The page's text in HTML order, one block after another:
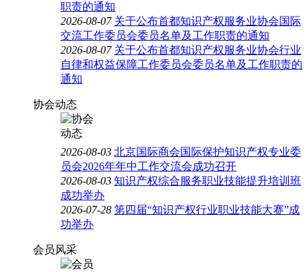
职责的通知
2026-08-07 关于公布首都知识产权服务业协会国际
交流工作委员会委员名单及工作职责的通知
2026-08-07 关于公布首都知识产权服务业协会行业
自律和权益保障工作委员会委员名单及工作职责的
通知
协会动态
2026-08-03 北京国际商会国际保护知识产权专业委
员会2026年年中工作交流会成功召开
2026-08-03 知识产权综合服务职业技能提升培训班
成功举办
2026-07-28 第四届“知识产权行业职业技能大赛”成
功举办
会员风采